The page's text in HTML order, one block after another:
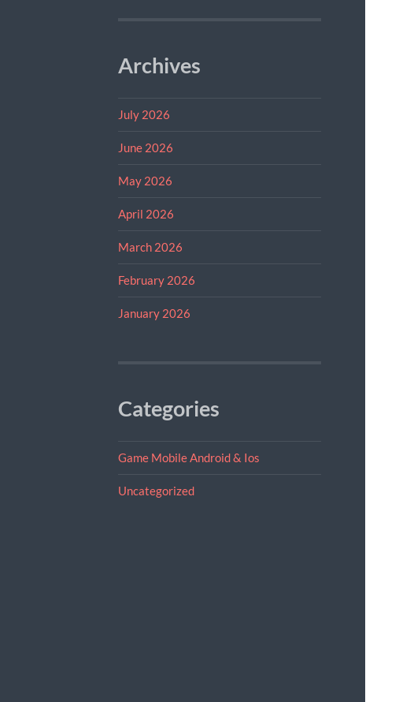
Archives
July 2026
June 2026
May 2026
April 2026
March 2026
February 2026
January 2026
Categories
Game Mobile Android & Ios
Uncategorized